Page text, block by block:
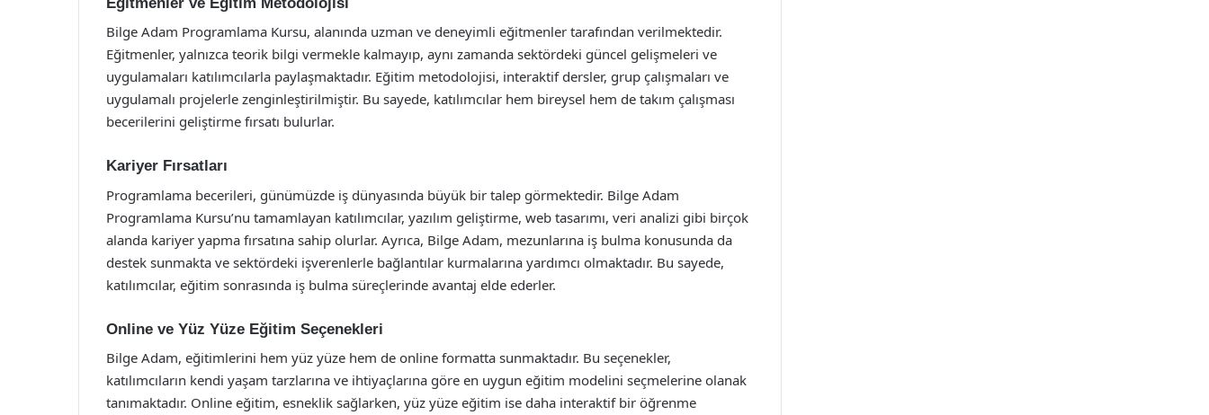
Bilge Adam Programlama Kursu, alanında uzman ve deneyimli eğitmenler tarafından verilmektedir.
Eğitmenler, yalnızca teorik bilgi vermekle kalmayıp, aynı zamanda sektördeki güncel gelişmeleri ve
uygulamaları katılımcılarla paylaşmaktadır. Eğitim metodolojisi, interaktif dersler, grup çalışmaları ve
uygulamalı projelerle zenginleştirilmiştir. Bu sayede, katılımcılar hem bireysel hem de takım çalışması
becerilerini geliştirme fırsatı bulurlar.
Kariyer Fırsatları
Programlama becerileri, günümüzde iş dünyasında büyük bir talep görmektedir. Bilge Adam
Programlama Kursu’nu tamamlayan katılımcılar, yazılım geliştirme, web tasarımı, veri analizi gibi birçok
alanda kariyer yapma fırsatına sahip olurlar. Ayrıca, Bilge Adam, mezunlarına iş bulma konusunda da
destek sunmakta ve sektördeki işverenlerle bağlantılar kurmalarına yardımcı olmaktadır. Bu sayede,
katılımcılar, eğitim sonrasında iş bulma süreçlerinde avantaj elde ederler.
Online ve Yüz Yüze Eğitim Seçenekleri
Bilge Adam, eğitimlerini hem yüz yüze hem de online formatta sunmaktadır. Bu seçenekler,
katılımcıların kendi yaşam tarzlarına ve ihtiyaçlarına göre en uygun eğitim modelini seçmelerine olanak
tanımaktadır. Online eğitim, esneklik sağlarken, yüz yüze eğitim ise daha interaktif bir öğrenme